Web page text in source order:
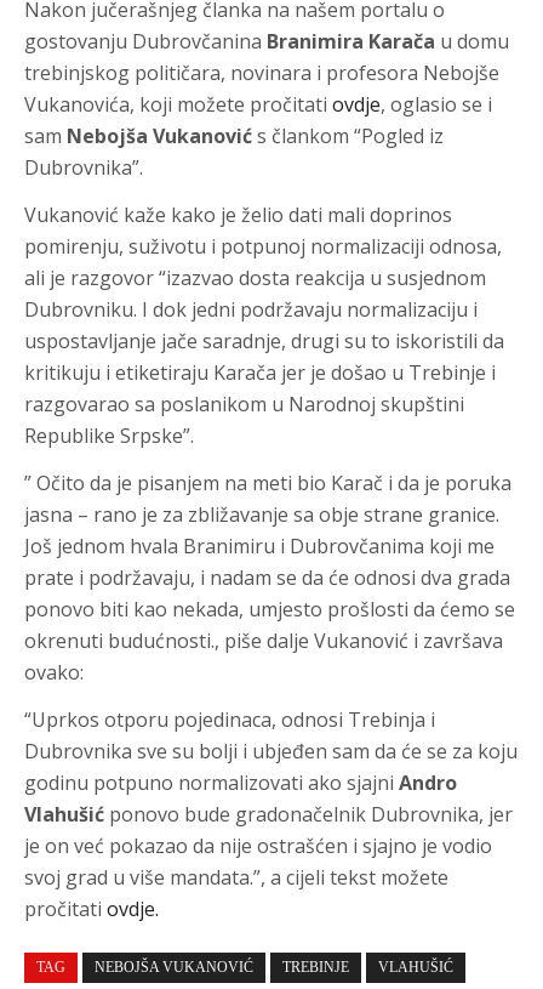
Nakon jučerašnjeg članka na našem portalu o
gostovanju Dubrovčanina Branimira Karača u domu
trebinjskog političara, novinara i profesora Nebojše
Vukanovića, koji možete pročitati ovdje, oglasio se i
sam Nebojša Vukanovićs člankom “Pogled iz
Dubrovnika”.
Vukanović kaže kako je želio dati mali doprinos
pomirenju, suživotu i potpunoj normalizaciji odnosa,
ali je razgovor “izazvao dosta reakcija u susjednom
Dubrovniku. I dok jedni podržavaju normalizaciju i
uspostavljanje jače saradnje, drugi su to iskoristili da
kritikuju i etiketiraju Karača jer je došao u Trebinje i
razgovarao sa poslanikom u Narodnoj skupštini
Republike Srpske”.
” Očito da je pisanjem na meti bio Karač i da je poruka
jasna – rano je za zbližavanje sa obje strane granice.
Još jednom hvala Branimiru i Dubrovčanima koji me
prate i podržavaju, i nadam se da će odnosi dva grada
ponovo biti kao nekada, umjesto prošlosti da ćemo se
okrenuti budućnosti., piše dalje Vukanović i završava
ovako:
“Uprkos otporu pojedinaca, odnosi Trebinja i
Dubrovnika sve su bolji i ubjeđen sam da će se za koju
godinu potpuno normalizovati ako sjajni Andro
Vlahušić ponovo bude gradonačelnik Dubrovnika, jer
je on već pokazao da nije ostrašćen i sjajno je vodio
svoj grad u više mandata.”, a cijeli tekst možete
pročitati ovdje.
TAG NEBOJŠA VUKANOVIĆ TREBINJE VLAHUŠIĆ